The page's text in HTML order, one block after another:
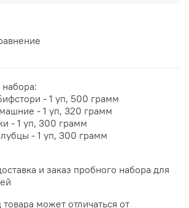
- 1 уп, 500 грамм
- 1 уп, 320 грамм
- 1 уп, 300 грамм
- 1 уп, 300 грамм
и заказ пробного набора для
может отличаться от